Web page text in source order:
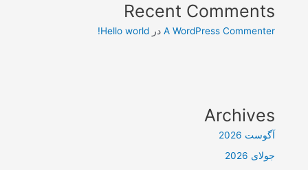
Recent Comments
A WordPress Commenter درHello world!
Archives
آگوست 2026
جولای 2026